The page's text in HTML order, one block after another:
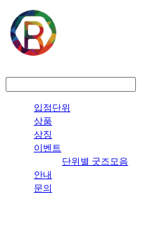
입점단위
상품
상징
이벤트
단위별 굿즈모음
안내
문의